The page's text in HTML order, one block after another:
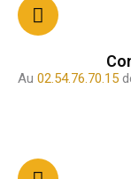
Au 02.54.76.70.15